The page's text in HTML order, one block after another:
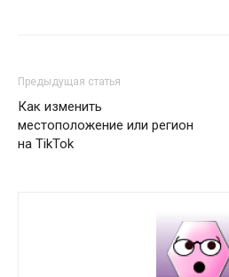
Предыдущая статья
Как изменить
местоположение или регион
на TikTok